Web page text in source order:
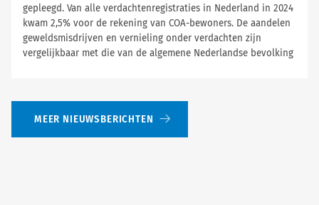
gepleegd. Van alle verdachtenregistraties in Nederland in 2024
kwam 2,5% voor de rekening van COA-bewoners. De aandelen
geweldsmisdrijven en vernieling onder verdachten zijn
vergelijkbaar met die van de algemene Nederlandse bevolking
MEER NIEUWSBERICHTEN